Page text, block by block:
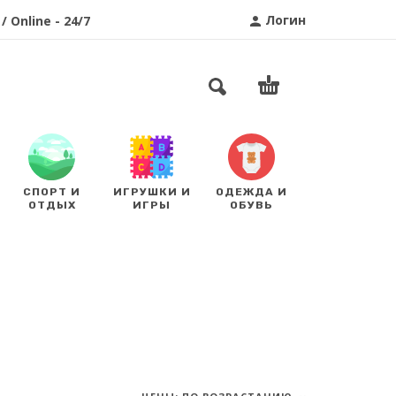
Логин
Online - 24/7
СПОРТ И
ОТДЫХ
ИГРУШКИ И
ИГРЫ
ОДЕЖДА И
ОБУВЬ